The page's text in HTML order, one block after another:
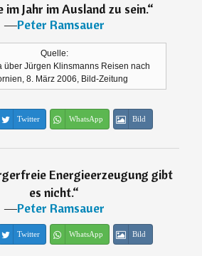
im Jahr im Ausland zu sein.“
―Peter Ramsauer
Quelle:
über Jürgen Klinsmanns Reisen nach
8. März 2006, Bild-Zeitung
Twitter WhatsApp Bild
Energieerzeugung gibt
es nicht.“
―Peter Ramsauer
Twitter WhatsApp Bild